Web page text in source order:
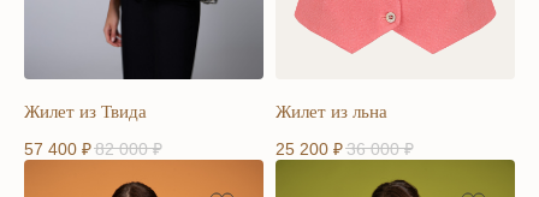
Жилет из Твида
57 400 ₽82 000 ₽
Жилет из льна
25 200 ₽36 000 ₽